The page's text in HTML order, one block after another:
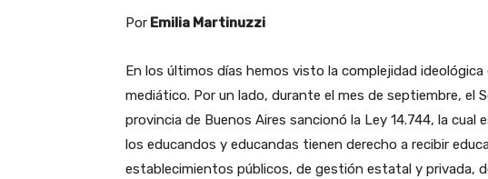
Por Emilia Martinuzzi
En los últimos días hemos visto la complejidad
mediático. Por un lado, durante el mes de septiembre, el
provincia de Buenos Aires sancionó la Ley 14.744, la
los educandos y educandas tienen derecho a recibir
establecimientos públicos, de gestión estatal y privada,